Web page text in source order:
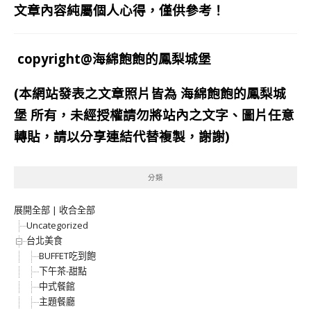
文章內容純屬個人心得，僅供參考！
copyright@海綿飽飽的鳳梨城堡
(本網站發表之文章照片皆為 海綿飽飽的鳳梨城
堡 所有，未經授權請勿將站內之文字、圖片任意
轉貼，請以分享連結代替複製，謝謝)
分類
展開全部 | 收合全部
Uncategorized
台北美食
BUFFET吃到飽
下午茶-甜點
中式餐館
主題餐廳